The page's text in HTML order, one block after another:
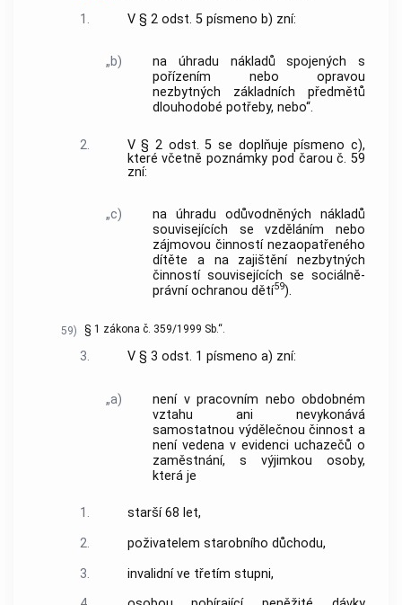
1.
V § 2 odst. 5 písmeno b) zní:
„b)
na úhradu nákladů spojených s
pořízením nebo opravou
nezbytných základních předmětů
dlouhodobé potřeby, nebo“.
2.
V § 2 odst. 5 se doplňuje písmeno c),
které včetně poznámky pod čarou č. 59
zní:
„c)
na úhradu odůvodněných nákladů
souvisejících se vzděláním nebo
zájmovou činností nezaopatřeného
dítěte a na zajištění nezbytných
činností souvisejících se sociálně-
právní ochranou dětí59).
59) § 1 zákona č. 359/1999 Sb.“.
3. V § 3 odst. 1 písmeno a) zní:
„a)
není v pracovním nebo obdobném
vztahu ani nevykonává
samostatnou výdělečnou činnost a
není vedena v evidenci uchazečů o
zaměstnání, s výjimkou osoby,
která je
1.
starší 68 let,
2.
poživatelem starobního důchodu,
3.
invalidní ve třetím stupni,